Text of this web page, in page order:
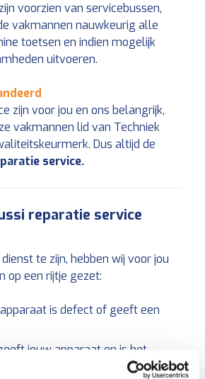
voorzien van servicebussen,
vakmannen nauwkeurig alle
toetsen en indien mogelijk
uitvoeren.
zijn voor jou en ons belangrijk,
vakmannen lid van Techniek
Dus altijd de
service.
reparatie service
te zijn, hebben wij voor jou
op een rijtje gezet:
is defect of geeft een
jouw apparaat en is het
zelf te repareren?